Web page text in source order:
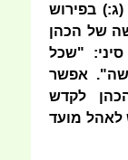
בפירוש
של הכהן
"שכל
אפשר
לקדש
לאהל מועד